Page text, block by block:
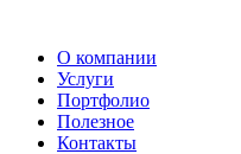
О компании
Услуги
Портфолио
Полезное
Контакты